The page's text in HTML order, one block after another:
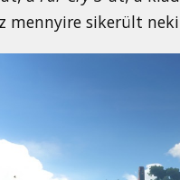
mennyire sikerült